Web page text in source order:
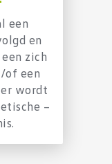
een
en
zich
of een
wordt
–